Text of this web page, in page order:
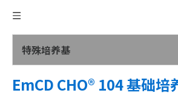
特殊培养基
EmCD CHO® 104 基础培